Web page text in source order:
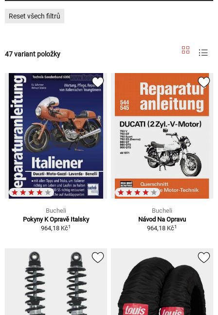
Reset všech filtrů
47 variant položky
Bucheli
Pokyny K Opravě Italsky
964,18 Kč1
Bucheli
Návod Na Opravu
964,18 Kč1